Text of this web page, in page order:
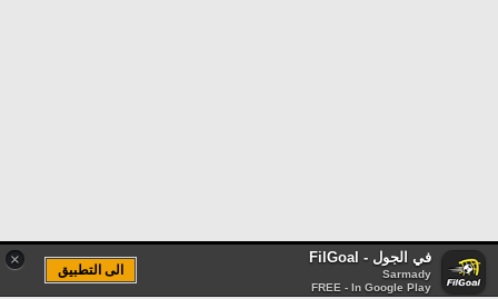
× في الجول - FilGoal
Sarmady
FREE - In Google Play
الى التطبيق